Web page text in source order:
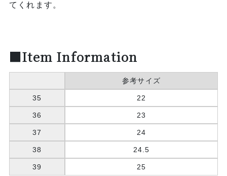
てくれます。
■Item Information
参考サイズ
35 22
36 23
37 24
38 24.5
39 25